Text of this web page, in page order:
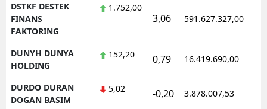
DSTKF DESTEK
FINANS
FAKTORING
1.752,00
3,06 591.627.327,00
DUNYH DUNYA
HOLDING
152,20 0,79 16.419.690,00
DURDO DURAN
DOGAN BASIM
5,02 -0,20 3.878.007,53